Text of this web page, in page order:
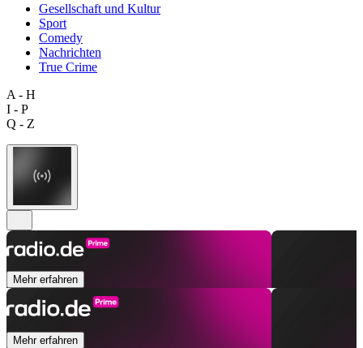
Gesellschaft und Kultur
Sport
Comedy
Nachrichten
True Crime
A - H
I - P
Q - Z
Mehr erfahren
Mehr erfahren